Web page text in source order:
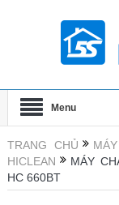
Menu
TRANG CHỦ
HICLEAN
MÁY
HC 660BT